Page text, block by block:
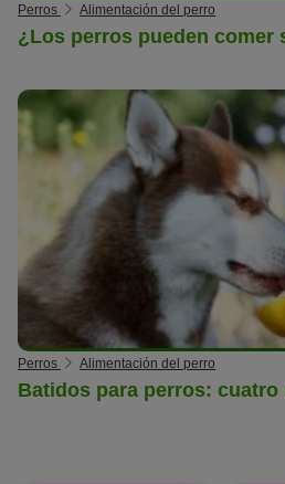
Perros Alimentación del perro
¿Los perros pueden comer
Perros Alimentación del perro
Batidos para perros: